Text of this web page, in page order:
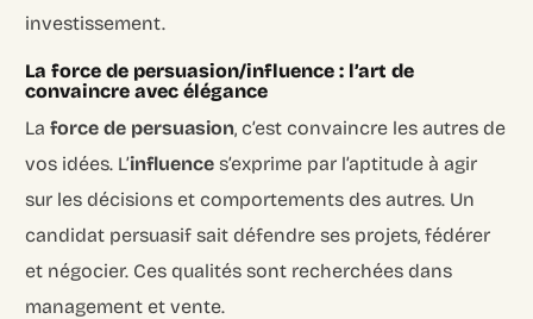
investissement.
La force de persuasion/influence : l’art de
convaincre avec élégance
Laforce de persuasion, c’est convaincre les autres de
vos idées. L’influence s’exprime par l’aptitude à agir
sur les décisions et comportements des autres. Un
candidat persuasif sait défendre ses projets, fédérer
et négocier. Ces qualités sont recherchées dans
management et vente.